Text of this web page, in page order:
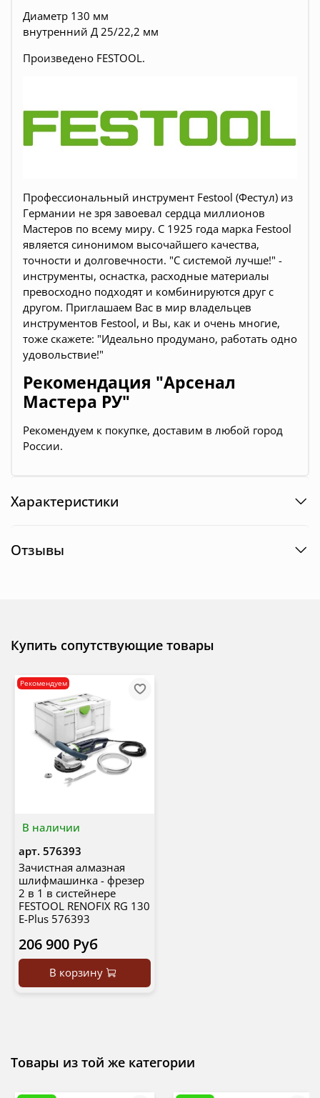
Диаметр 130 мм
внутренний Д 25/22,2 мм
Произведено FESTOOL.
Профессиональный инструмент Festool (Фестул) из
Германии не зря завоевал сердца миллионов
Мастеров по всему миру. С 1925 года марка Festool
является синонимом высочайшего качества,
точности и долговечности. "С системой лучше!" -
инструменты, оснастка, расходные материалы
превосходно подходят и комбинируются друг с
другом. Приглашаем Вас в мир владельцев
инструментов Festool, и Вы, как и очень многие,
тоже скажете: "Идеально продумано, работать одно
удовольствие!"
Рекомендация "Арсенал
Мастера РУ"
Рекомендуем к покупке, доставим в любой город
России.
Характеристики
Отзывы
Купить сопутствующие товары
В наличии
Рекомендуем
арт. 576393
Зачистная алмазная
шлифмашинка - фрезер
2 в 1 в систейнере
FESTOOL RENOFIX RG 130
E-Plus 576393
206 900 Руб
В корзину
Товары из той же категории